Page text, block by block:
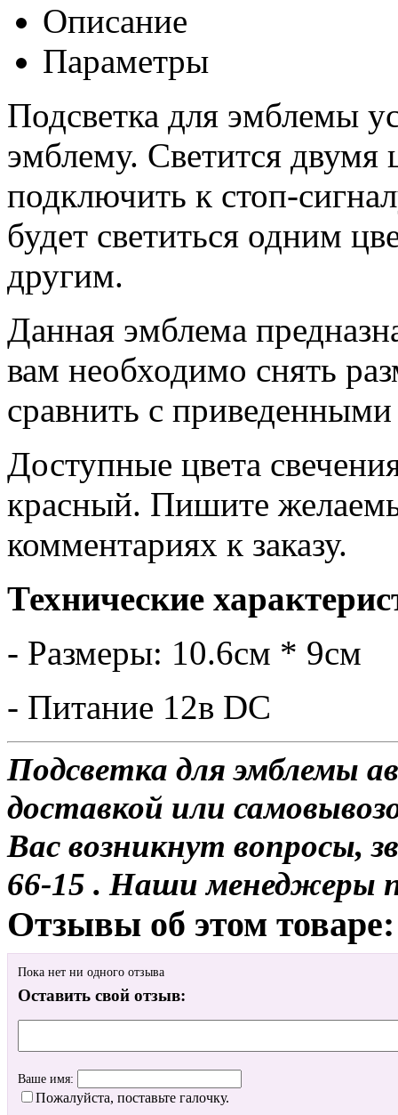
Описание
Параметры
Подсветка для эмблемы
эмблему. Светится
подключить к стоп-
будет светиться одним
другим.
Данная эмблема
вам необходимо снять
сравнить с
Доступные цвета
красный. Пишите
комментариях к заказу.
Технические
- Размеры: 10.6см * 9см
- Питание 12в DC
Подсветка для эмблемы
доставкой или
Вас возникнут вопросы,
66-15 . Наши менеджеры
Отзывы об этом товаре:
Пока нет ни одного отзыва
Оставить свой отзыв:
Ваше имя:
Пожалуйста, поставьте галочку.